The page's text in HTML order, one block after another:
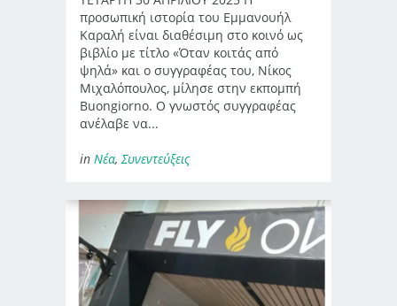
προσωπική ιστορία του Εμμανουήλ
Καραλή είναι διαθέσιμη στο κοινό ως
βιβλίο με τίτλο «Όταν κοιτάς από
ψηλά» και ο συγγραφέας του, Νίκος
Μιχαλόπουλος, μίλησε στην εκπομπή
Buongiorno. Ο γνωστός συγγραφέας
ανέλαβε να...
in Νέα,Συνεντεύξεις